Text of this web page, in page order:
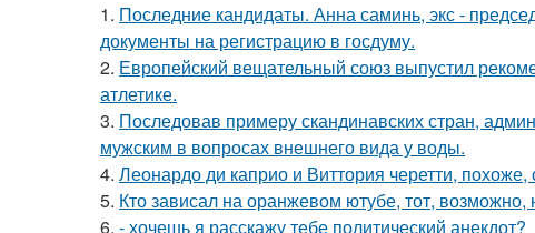
1. Последние кандидаты. Анна саминь, экс -
документы на регистрацию в госдуму.
2. Европейский вещательный союз выпустил
атлетике.
3. Последовав примеру скандинавских стран,
мужским в вопросах внешнего вида у воды.
4. Леонардо ди каприо и Виттория черетти,
5. Кто зависал на оранжевом ютубе, тот,
6. - хочешь я расскажу тебе политический анекдот?